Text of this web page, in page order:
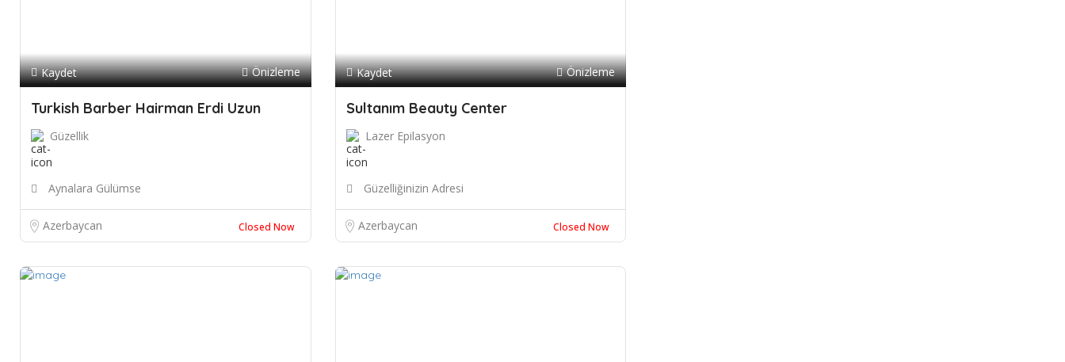
Kaydet Önizleme
Turkish Barber Hairman Erdi Uzun
Güzellik
Aynalara Gülümse
Azerbaycan Closed Now
Kaydet Önizleme
Sultanım Beauty Center
Lazer Epilasyon
Güzelliğinizin Adresi
Azerbaycan Closed Now